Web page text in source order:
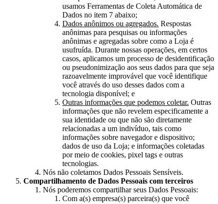
usamos Ferramentas de Coleta Automática de
Dados no item 7 abaixo;
Dados anônimos ou agregados. Respostas
anônimas para pesquisas ou informações
anônimas e agregadas sobre como a Loja é
usufruída. Durante nossas operações, em certos
casos, aplicamos um processo de desidentificação
ou pseudonimização aos seus dados para que seja
razoavelmente improvável que você identifique
você através do uso desses dados com a
tecnologia disponível; e
Outras informações que podemos coletar. Outras
informações que não revelem especificamente a
sua identidade ou que não são diretamente
relacionadas a um indivíduo, tais como
informações sobre navegador e dispositivo;
dados de uso da Loja; e informações coletadas
por meio de cookies, pixel tags e outras
tecnologias.
Nós não coletamos Dados Pessoais Sensíveis.
Compartilhamento de Dados Pessoais com terceiros
Nós poderemos compartilhar seus Dados Pessoais:
Com a(s) empresa(s) parceira(s) que você